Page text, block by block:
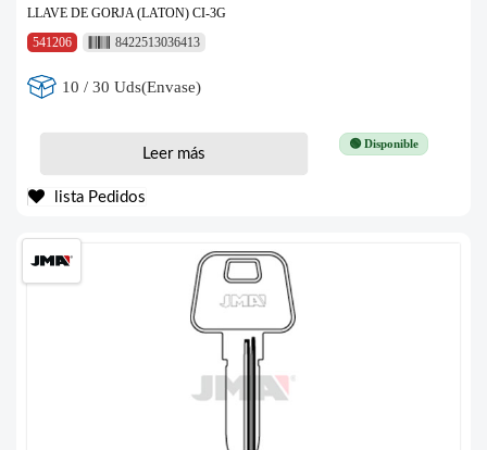
LLAVE DE GORJA (LATON) CI-3G
541206
8422513036413
10 / 30 Uds(Envase)
🟢 Disponible
Leer más
lista Pedidos